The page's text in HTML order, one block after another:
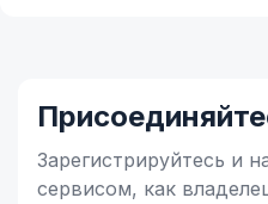
Зарегистрируйтесь и
сервисом, как